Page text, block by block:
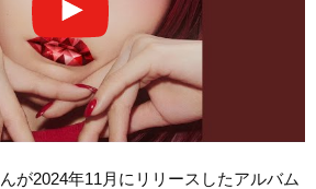
が2024年11月にリリースしたアルバム